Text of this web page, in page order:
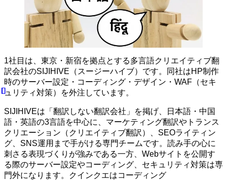
1社目は、東京・新宿を拠点とする多言語クリエイティブ翻
訳会社のSIJIHIVE（スージーハイブ）です。同社はHP制作
時のサーバー設定・コーディング・デザイン・WAF（セキ
ュリティ対策）を外注しています。
SIJIHIVEは「翻訳しない翻訳会社」を掲げ、日本語・中国
語・英語の3言語を中心に、マーケティング翻訳やトランス
クリエーション（クリエイティブ翻訳）、SEOライティン
グ、SNS運用まで手がける専門チームです。読み手の心に
刺さる表現づくりが強みである一方、Webサイトを公開す
る際のサーバー設定やコーディング、セキュリティ対策は専
門外になります。クインクエはコーディング